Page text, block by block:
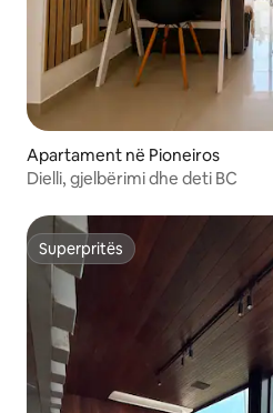
Apartament në Pioneiros
Dielli, gjelbërimi dhe deti BC
Superpritës
Superpritës